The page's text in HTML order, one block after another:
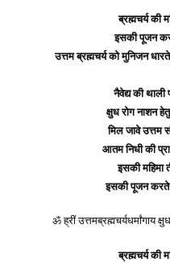
ब्रह्मचर्य की
इसकी पूजन
उत्तम ब्रह्मचर्य को मुनिजन
नैवेद्य की थाली
क्षुध रोग नाशन
मिल जावे उत्तम
आतम निधी की
इसकी महिमा
इसकी पूजन करते
ॐ ह्रीं उत्तमब्रह्मचर्यधर्मांगाय
ब्रह्मचर्य की